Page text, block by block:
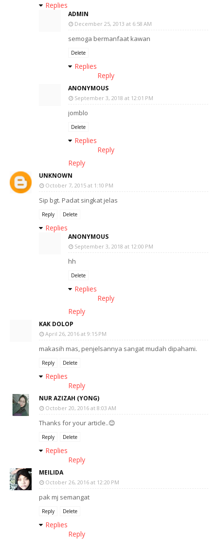
Replies
ADMIN
December 25, 2013 at 6:58 AM
semoga bermanfaat kawan
Delete
Replies
Reply
ANONYMOUS
September 3, 2018 at 12:01 PM
jomblo
Delete
Replies
Reply
Reply
UNKNOWN
October 7, 2015 at 1:10 PM
Sip bgt. Padat singkat jelas
Reply Delete
Replies
ANONYMOUS
September 3, 2018 at 12:00 PM
hh
Delete
Replies
Reply
Reply
KAK DOLOP
April 26, 2016 at 9:15 PM
makasih mas, penjelsannya sangat mudah dipahami.
Reply Delete
Replies
Reply
NUR AZIZAH (YONG)
October 20, 2016 at 8:03 AM
Thanks for your article..😊
Reply Delete
Replies
Reply
MEILIDA
October 26, 2016 at 12:20 PM
pak mj semangat
Reply Delete
Replies
Reply